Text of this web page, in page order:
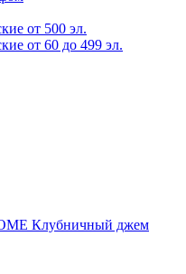
от 500 эл.
от 60 до 499 эл.